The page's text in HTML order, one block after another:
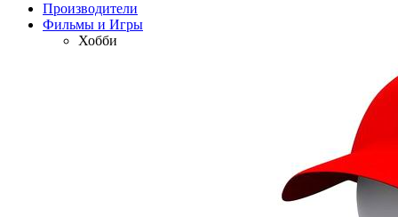
Производители
Фильмы и Игры
Хобби